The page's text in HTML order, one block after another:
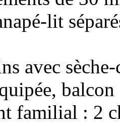
lit
avec
balcon
familial : 2